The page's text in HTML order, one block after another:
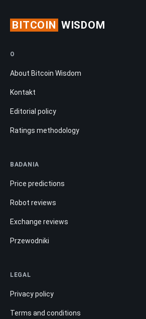
BITCOIN WISDOM
O
About Bitcoin Wisdom
Kontakt
Editorial policy
Ratings methodology
BADANIA
Price predictions
Robot reviews
Exchange reviews
Przewodniki
LEGAL
Privacy policy
Terms and conditions